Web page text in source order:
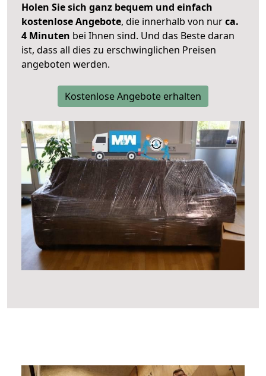
Holen Sie sich ganz bequem und einfach
kostenlose Angebote, die innerhalb von nurca.
4 Minuten bei Ihnen sind. Und das Beste daran
ist, dass all dies zu erschwinglichen Preisen
angeboten werden.
Kostenlose Angebote erhalten